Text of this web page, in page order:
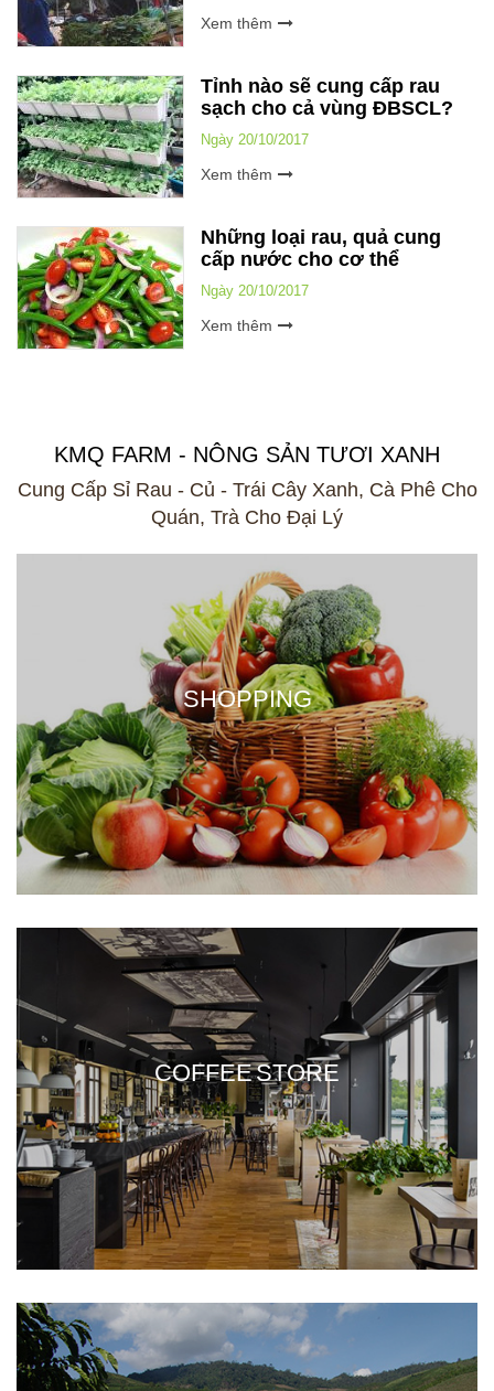
Xem thêm
Tỉnh nào sẽ cung cấp rau
sạch cho cả vùng ĐBSCL?
Ngày 20/10/2017
Xem thêm
Những loại rau, quả cung
cấp nước cho cơ thể
Ngày 20/10/2017
Xem thêm
KMQ FARM - NÔNG SẢN TƯƠI XANH
Cung Cấp Sỉ Rau - Củ - Trái Cây Xanh, Cà Phê Cho
Quán, Trà Cho Đại Lý
SHOPPING
COFFEE STORE